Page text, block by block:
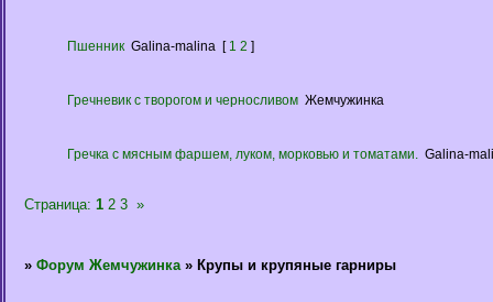
Пшенник Galina-malina [ 1 2 ]
Гречневик с творогом и черносливом Жемчужинка
Гречка с мясным фаршем, луком, морковью и томатами. Galina-
Страница: 1 2 3 »
» Форум Жемчужинка » Крупы и крупяные гарниры